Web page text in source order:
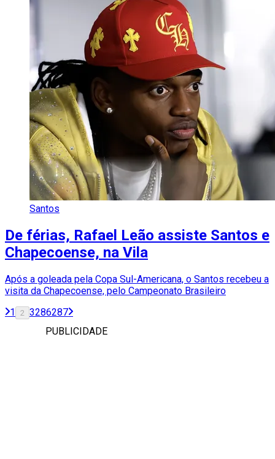
Santos
De férias, Rafael Leão assiste Santos e
Chapecoense, na Vila
Após a goleada pela Copa Sul-Americana, o Santos recebeu a
visita da Chapecoense, pelo Campeonato Brasileiro
1
2 3286287
PUBLICIDADE